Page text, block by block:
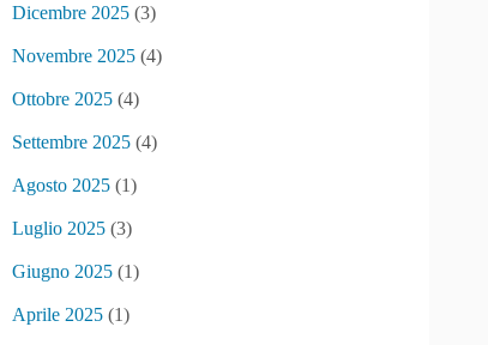
Dicembre 2025 (3)
Novembre 2025 (4)
Ottobre 2025 (4)
Settembre 2025 (4)
Agosto 2025 (1)
Luglio 2025 (3)
Giugno 2025 (1)
Aprile 2025 (1)